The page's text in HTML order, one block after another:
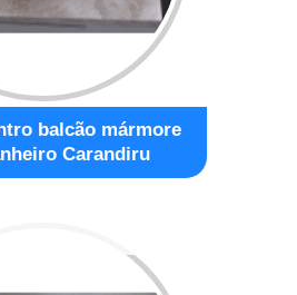
balcão mármore
Carandiru